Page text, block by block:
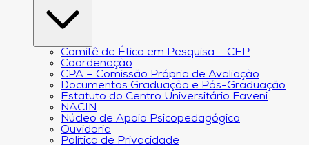
Comitê de Ética em Pesquisa – CEP
Coordenação
CPA – Comissão Própria de Avaliação
Documentos Graduação e Pós-Graduação
Estatuto do Centro Universitário Faveni
NACIN
Núcleo de Apoio Psicopedagógico
Ouvidoria
Política de Privacidade